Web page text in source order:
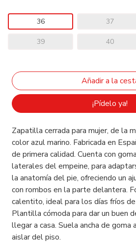
36 37
39 40
¡Pídelo ya!
Zapatilla cerrada para mujer, de la
color azul marino. Fabricada en
de primera calidad. Cuenta con
laterales del empeine, para
la anatomía del pie, ofreciendo un
con rombos en la parte delantera.
calentito, ideal para los días fríos
Plantilla cómoda para dar un buen
llegar a casa. Suela ancha de goma
aislar del piso.